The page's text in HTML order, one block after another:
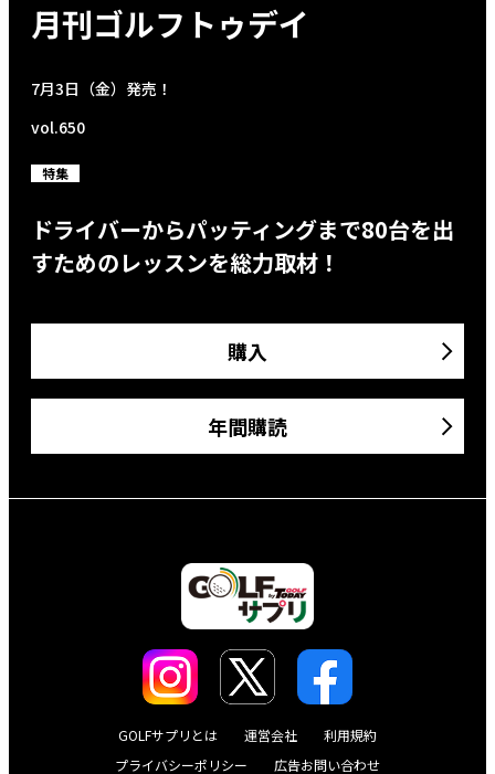
月刊ゴルフトゥデイ
7月3日（金）発売！
vol.650
特集
ドライバーからパッティングまで80台を出
すためのレッスンを総力取材！
購入
年間購読
GOLFサプリとは 運営会社
利用規約
プライバシーポリシー
広告お問い合わせ